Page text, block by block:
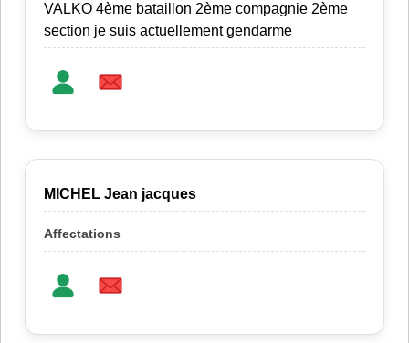
VALKO 4ème bataillon 2ème compagnie 2ème
section je suis actuellement gendarme
MICHEL Jean jacques